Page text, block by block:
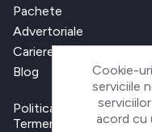
Pachete
Advertoriale
Cariere
Blog
Politica de
Termeni și condiții
Cookie-
serviciile
acord cu